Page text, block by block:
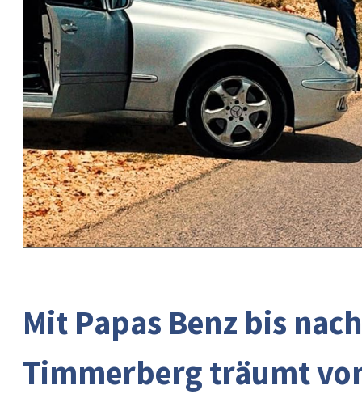
Mit Papas Benz bis
Timmerberg träumt